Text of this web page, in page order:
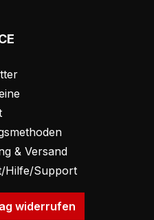
& Versand
Hilfe/Support
widerrufen